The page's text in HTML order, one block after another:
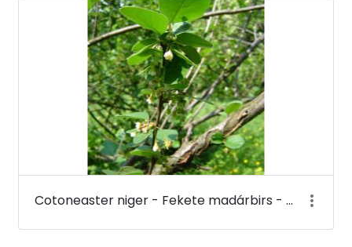
Cotoneaster niger - Fekete madárbirs - Budai Arborétum